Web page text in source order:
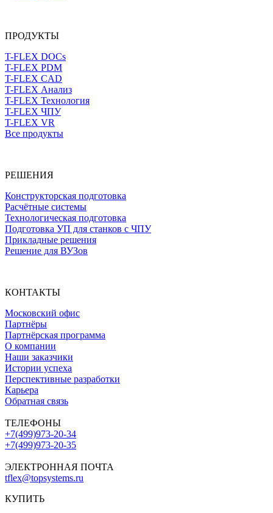
ПРОДУКТЫ
T-FLEX DOCs
T-FLEX PDM
T-FLEX CAD
T-FLEX Анализ
T-FLEX Технология
T-FLEX ЧПУ
T-FLEX VR
Все продукты
РЕШЕНИЯ
Конструкторская подготовка
Расчётные системы
Технологическая подготовка
Подготовка УП для станков с ЧПУ
Прикладные решения
Решение для ВУЗов
КОНТАКТЫ
Московский офис
Партнёры
Партнёрская программа
О компании
Наши заказчики
Истории успеха
Перспективные разработки
Карьера
Обратная связь
ТЕЛЕФОНЫ
+7(499)973-20-34
+7(499)973-20-35
ЭЛЕКТРОННАЯ ПОЧТА
tflex@topsystems.ru
КУПИТЬ